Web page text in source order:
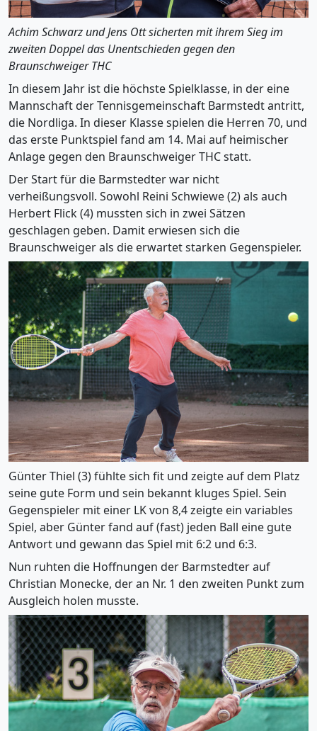
Achim Schwarz und Jens Ott sicherten mit ihrem Sieg im
zweiten Doppel das Unentschieden gegen den
Braunschweiger THC
In diesem Jahr ist die höchste Spielklasse, in der eine
Mannschaft der Tennisgemeinschaft Barmstedt antritt,
die Nordliga. In dieser Klasse spielen die Herren 70, und
das erste Punktspiel fand am 14. Mai auf heimischer
Anlage gegen den Braunschweiger THC statt.
Der Start für die Barmstedter war nicht
verheißungsvoll. Sowohl Reini Schwiewe (2) als auch
Herbert Flick (4) mussten sich in zwei Sätzen
geschlagen geben. Damit erwiesen sich die
Braunschweiger als die erwartet starken Gegenspieler.
Günter Thiel (3) fühlte sich fit und zeigte auf dem Platz
seine gute Form und sein bekannt kluges Spiel. Sein
Gegenspieler mit einer LK von 8,4 zeigte ein variables
Spiel, aber Günter fand auf (fast) jeden Ball eine gute
Antwort und gewann das Spiel mit 6:2 und 6:3.
Nun ruhten die Hoffnungen der Barmstedter auf
Christian Monecke, der an Nr. 1 den zweiten Punkt zum
Ausgleich holen musste.